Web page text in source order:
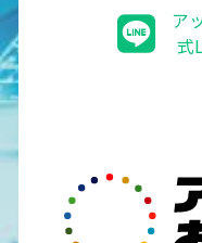
ア
式